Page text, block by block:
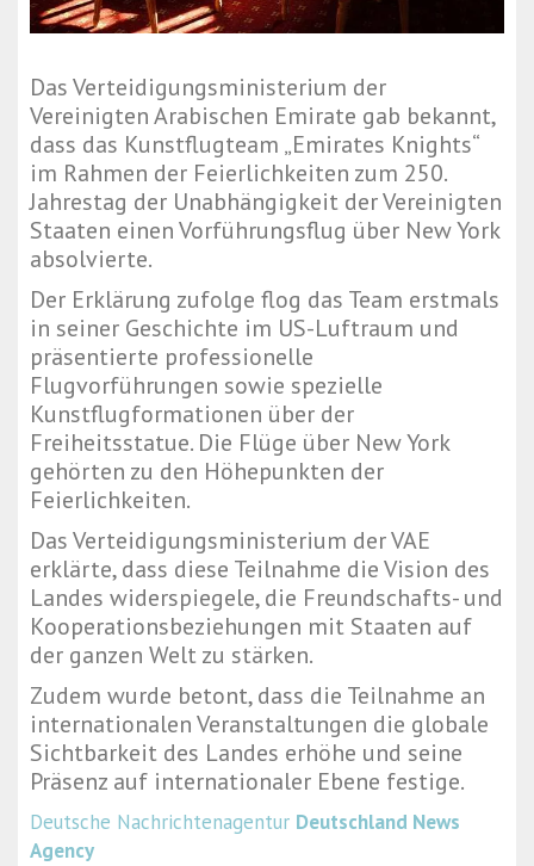
Das Verteidigungsministerium der
Vereinigten Arabischen Emirate gab bekannt,
dass das Kunstflugteam „Emirates Knights“
im Rahmen der Feierlichkeiten zum 250.
Jahrestag der Unabhängigkeit der Vereinigten
Staaten einen Vorführungsflug über New York
absolvierte.
Der Erklärung zufolge flog das Team erstmals
in seiner Geschichte im US-Luftraum und
präsentierte professionelle
Flugvorführungen sowie spezielle
Kunstflugformationen über der
Freiheitsstatue. Die Flüge über New York
gehörten zu den Höhepunkten der
Feierlichkeiten.
Das Verteidigungsministerium der VAE
erklärte, dass diese Teilnahme die Vision des
Landes widerspiegele, die Freundschafts- und
Kooperationsbeziehungen mit Staaten auf
der ganzen Welt zu stärken.
Zudem wurde betont, dass die Teilnahme an
internationalen Veranstaltungen die globale
Sichtbarkeit des Landes erhöhe und seine
Präsenz auf internationaler Ebene festige.
Deutsche Nachrichtenagentur Deutschland News
Agency